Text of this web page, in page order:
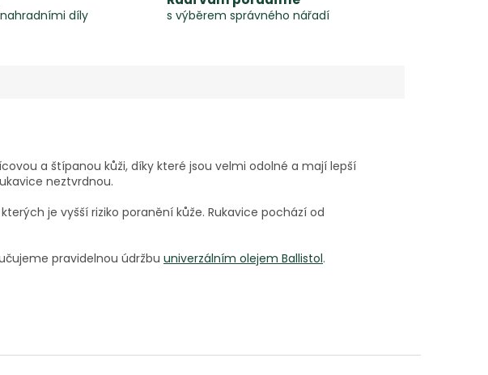
díly s výběrem správného nářadí
a štípanou kůži, díky které jsou velmi odolné a mají lepší
neztvrdnou.
je vyšší riziko poranění kůže. Rukavice pochází od
pravidelnou údržbu univerzálním olejem Ballistol.